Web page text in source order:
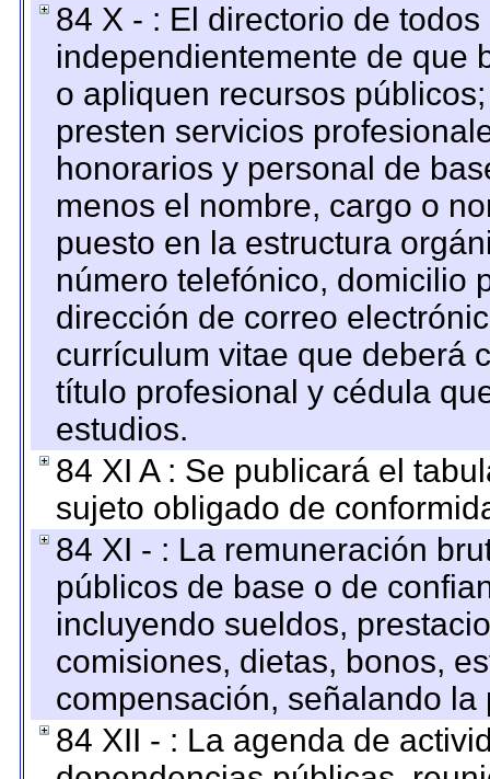
84 X - : El directorio de
independientemente de que
o apliquen recursos
presten servicios
honorarios y personal de
menos el nombre, cargo o
puesto en la estructura
número telefónico, domicilio
dirección de correo
currículum vitae que deberá
título profesional y cédula
estudios.
84 XI A : Se publicará el
sujeto obligado de
84 XI - : La remuneración
públicos de base o de
incluyendo sueldos,
comisiones, dietas, bonos,
compensación, señalando
84 XII - : La agenda de